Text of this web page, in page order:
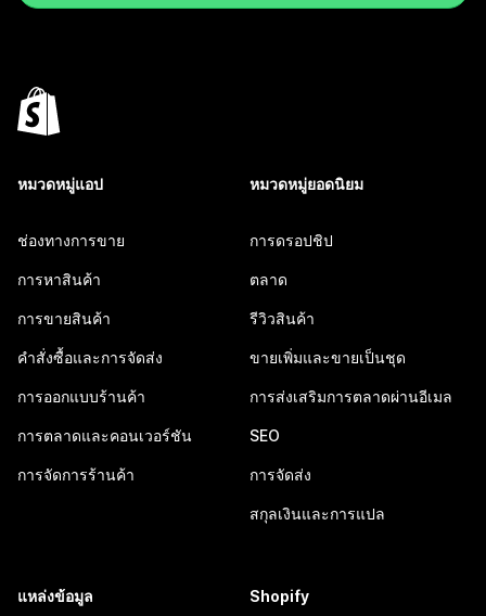
หมวดหมู่แอป
ช่องทางการขาย
การหาสินค้า
การขายสินค้า
คำสั่งซื้อและการจัดส่ง
การออกแบบร้านค้า
การตลาดและคอนเวอร์ชัน
การจัดการร้านค้า
หมวดหมู่ยอดนิยม
การดรอปชิป
ตลาด
รีวิวสินค้า
ขายเพิ่มและขายเป็นชุด
การส่งเสริมการตลาดผ่านอีเมล
SEO
การจัดส่ง
สกุลเงินและการแปล
แหล่งข้อมูล Shopify